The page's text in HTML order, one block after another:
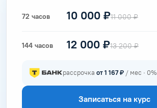
72 часов 10 000 ₽11 000 ₽
144 часов 12 000 ₽13 200 ₽
рассрочка от 1 167 ₽ / мес · 0%
Записаться на курс